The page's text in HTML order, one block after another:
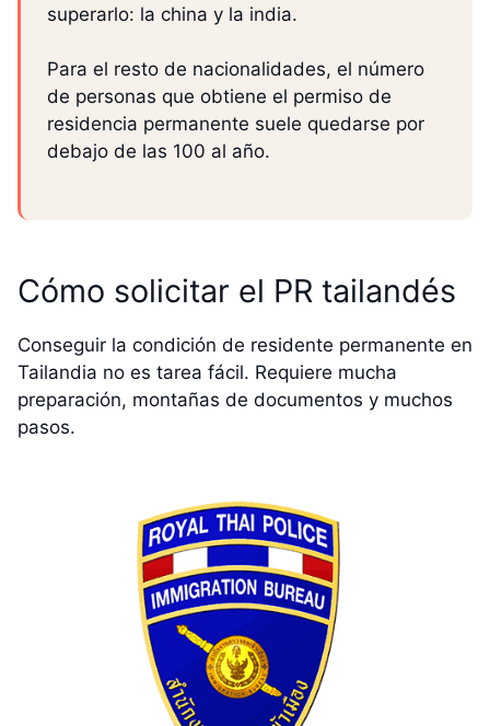
superarlo: la china y la india.
Para el resto de nacionalidades, el número
de personas que obtiene el permiso de
residencia permanente suele quedarse por
debajo de las 100 al año.
Cómo solicitar el PR tailandés
Conseguir la condición de residente permanente en
Tailandia no es tarea fácil. Requiere mucha
preparación, montañas de documentos y muchos
pasos.